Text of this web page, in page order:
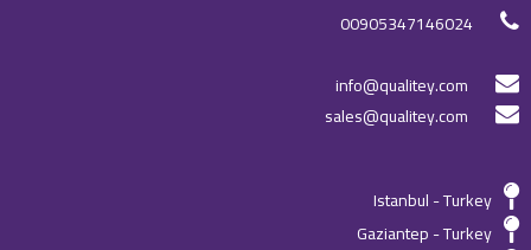
00905347146024
info@qualitey.com
sales@qualitey.com
Istanbul - Turkey
Gaziantep - Turkey